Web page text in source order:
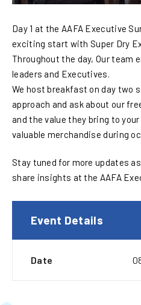
Day 1 at the AAFA Executive
exciting start with Super Dry
Throughout the day, Our team
leaders and Executives.
We host breakfast on day two
approach and ask about our
and the value they bring to
valuable merchandise during
Stay tuned for more updates
share insights at the AAFA
Event Details
Date